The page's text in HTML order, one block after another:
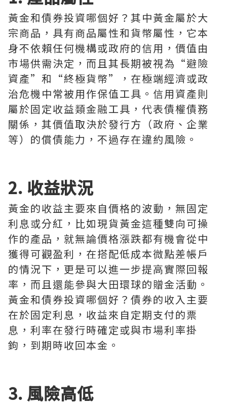
黃金和債券投資哪個好？其中黃金屬於大
宗商品，具有商品屬性和貨幣屬性，它本
身不依賴任何機構或政府的信用，價值由
市場供需決定，而且其長期被視為“避險
資產”和“終極貨幣”，在極端經濟或政
治危機中常被用作保值工具。信用資產則
屬於固定收益類金融工具，代表債權債務
關係，其價值取決於發行方（政府、企業
等）的償債能力，不過存在違約風險。
2. 收益狀況
黃金的收益主要來自價格的波動，無固定
利息或分紅，比如現貨黃金這種雙向可操
作的產品，就無論價格漲跌都有機會從中
獲得可觀盈利，在搭配低成本微點差帳戶
的情況下，更是可以進一步提高實際回報
率，而且還能參與大田環球的贈金活動。
黃金和債券投資哪個好？債券的收入主要
在於固定利息，收益來自定期支付的票
息，利率在發行時確定或與市場利率掛
鉤，到期時收回本金。
3. 風險高低